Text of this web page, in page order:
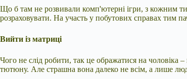
Що б там не розвивали комп'ютерні ігри, з кожним
розраховувати. На участь у побутових справах тим
Вийти із матриці
Чого не слід робити, так це ображатися на чоловіка
тютюну. Але страшна вона далеко не всім, а лише